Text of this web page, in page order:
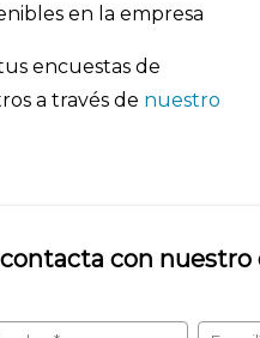
en la empresa
encuestas de
a través de nuestro
con nuestro